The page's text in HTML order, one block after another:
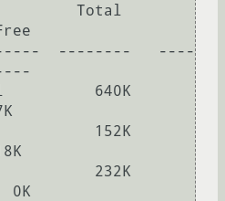
Total
--------   ----
640K
152K
232K